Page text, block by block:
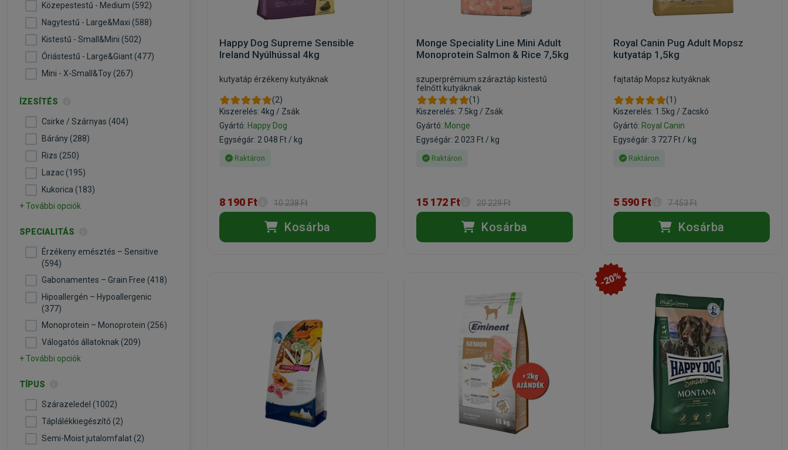
Happy Dog Supreme Sensible
Ireland Nyúlhússal 4kg
kutyatáp érzékeny kutyáknak
(2)
Kiszerelés: 4kg / Zsák
Gyártó: Happy Dog
Egységár: 2 048 Ft / kg
Raktáron
8 190 Ft 10 238 Ft
Kosárba
Monge Speciality Line Mini Adult
Monoprotein Salmon & Rice 7,5kg
szuperprémium száraztáp kistestű
felnőtt kutyáknak
(1)
Kiszerelés: 7.5kg / Zsák
Gyártó: Monge
Egységár: 2 023 Ft / kg
Raktáron
15 172 Ft 20 229 Ft
Kosárba
Royal Canin Pug Adult Mopsz
kutyatáp 1,5kg
fajtatáp Mopsz kutyáknak
(1)
Kiszerelés: 1.5kg / Zacskó
Gyártó: Royal Canin
Egységár: 3 727 Ft / kg
Raktáron
5 590 Ft 7 453 Ft
Kosárba
-20%
Közepestestű - Medium (592)
Nagytestű - Large&Maxi (588)
Kistestű - Small&Mini (502)
Óriástestű - Large&Giant (477)
Mini - X-Small&Toy (267)
ÍZESÍTÉS
Csirke / Szárnyas (404)
Bárány (288)
Rizs (250)
Lazac (195)
Kukorica (183)
+ További opciók
SPECIALITÁS
Érzékeny emésztés – Sensitive
(594)
Gabonamentes – Grain Free (418)
Hipoallergén – Hypoallergenic
(377)
Monoprotein – Monoprotein (256)
Válogatós állatoknak (209)
+ További opciók
TÍPUS
Szárazeledel (1002)
Táplálékkiegészítő (2)
Semi-Moist jutalomfalat (2)